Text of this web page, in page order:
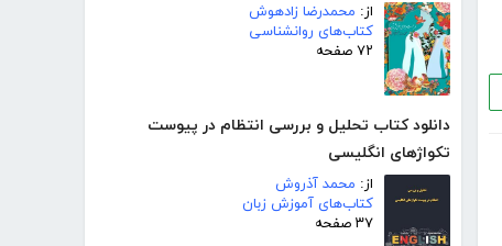
از: محمدرضا زادهوش
کتاب‌های روانشناسی
۷۲ صفحه
دانلود کتاب تحلیل و بررسی انتظام در پیوست
تکواژهای انگلیسی
از: محمد آذروش
کتاب‌های آموزش زبان
۳۷ صفحه